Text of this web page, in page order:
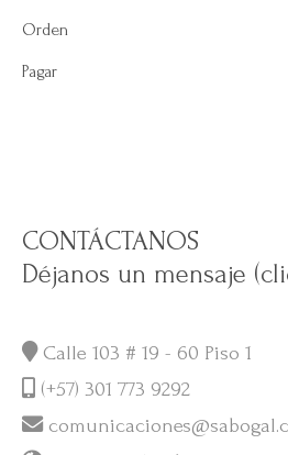
Orden
Pagar
CONTÁCTANOS
Déjanos un mensaje
Calle 103 # 19 - 60 Piso 1
(+57) 301 773 9292